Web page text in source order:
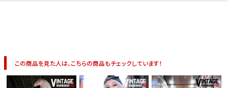
この商品を見た人は、こちらの商品もチェックしています！